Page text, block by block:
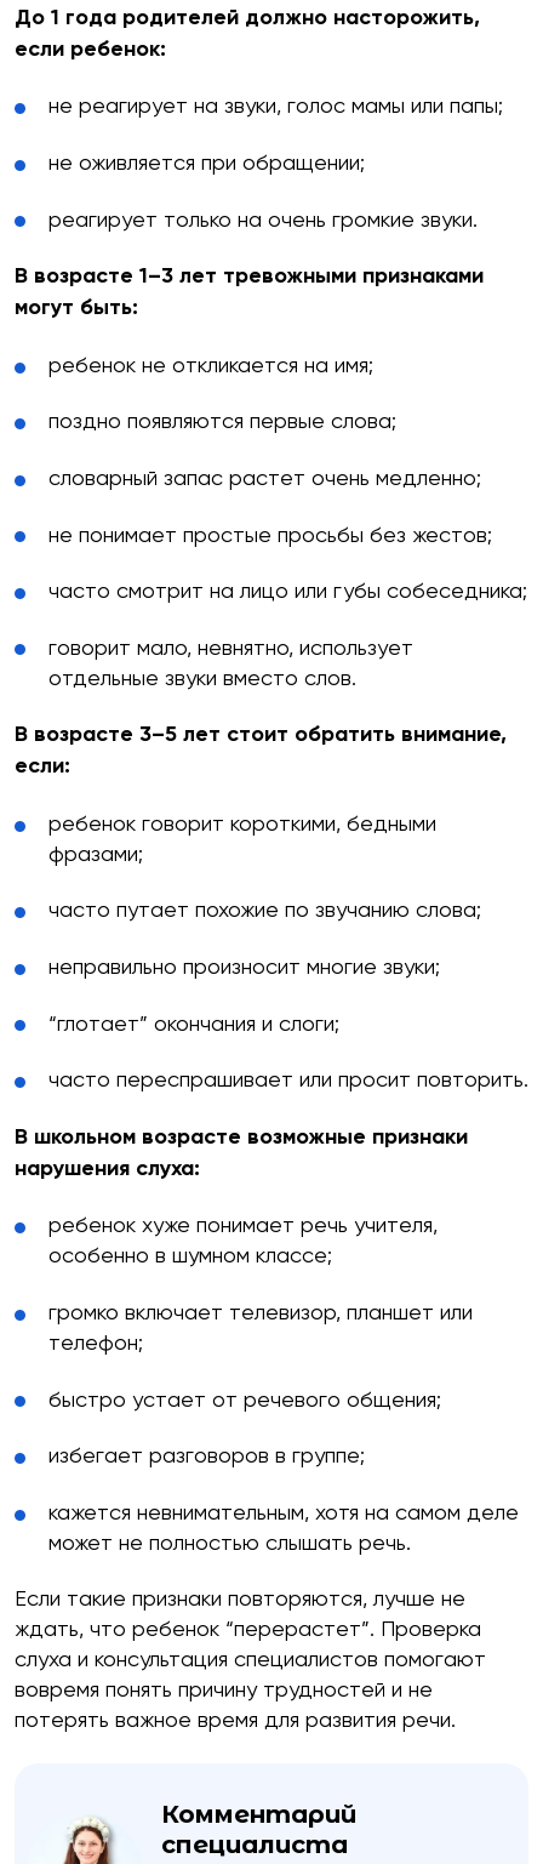
До 1 года родителей должно насторожить,
если ребенок:
не реагирует на звуки, голос мамы или папы;
не оживляется при обращении;
реагирует только на очень громкие звуки.
В возрасте 1–3 лет тревожными признаками
могут быть:
ребенок не откликается на имя;
поздно появляются первые слова;
словарный запас растет очень медленно;
не понимает простые просьбы без жестов;
часто смотрит на лицо или губы собеседника;
говорит мало, невнятно, использует
отдельные звуки вместо слов.
В возрасте 3–5 лет стоит обратить внимание,
если:
ребенок говорит короткими, бедными
фразами;
часто путает похожие по звучанию слова;
неправильно произносит многие звуки;
“глотает” окончания и слоги;
часто переспрашивает или просит повторить.
В школьном возрасте возможные признаки
нарушения слуха:
ребенок хуже понимает речь учителя,
особенно в шумном классе;
громко включает телевизор, планшет или
телефон;
быстро устает от речевого общения;
избегает разговоров в группе;
кажется невнимательным, хотя на самом деле
может не полностью слышать речь.
Если такие признаки повторяются, лучше не
ждать, что ребенок “перерастет”. Проверка
слуха и консультация специалистов помогают
вовремя понять причину трудностей и не
потерять важное время для развития речи.
Комментарий
специалиста
бесплатную